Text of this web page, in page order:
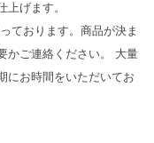
げます。
ております。商品が決ま
かご連絡ください。 大量
にお時間をいただいてお